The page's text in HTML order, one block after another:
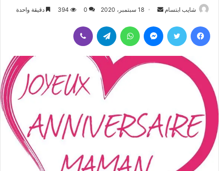
شايب ابتسام
أرسل
إلكترونيا
18 سبتمبر، 2020 0
394 دقيقة واحدة
فيسبوك تويتر ماسنجر واتساب تيلقرام